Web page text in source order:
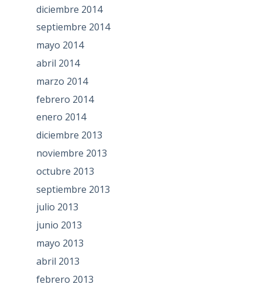
diciembre 2014
septiembre 2014
mayo 2014
abril 2014
marzo 2014
febrero 2014
enero 2014
diciembre 2013
noviembre 2013
octubre 2013
septiembre 2013
julio 2013
junio 2013
mayo 2013
abril 2013
febrero 2013